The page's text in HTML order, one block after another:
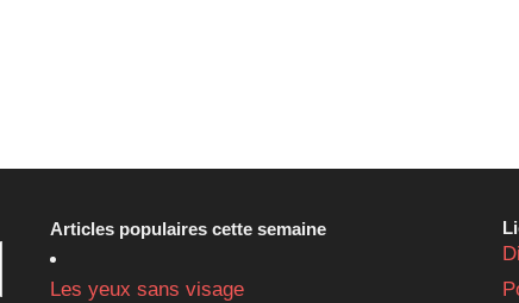
Articles populaires cette semaine
Les yeux sans visage